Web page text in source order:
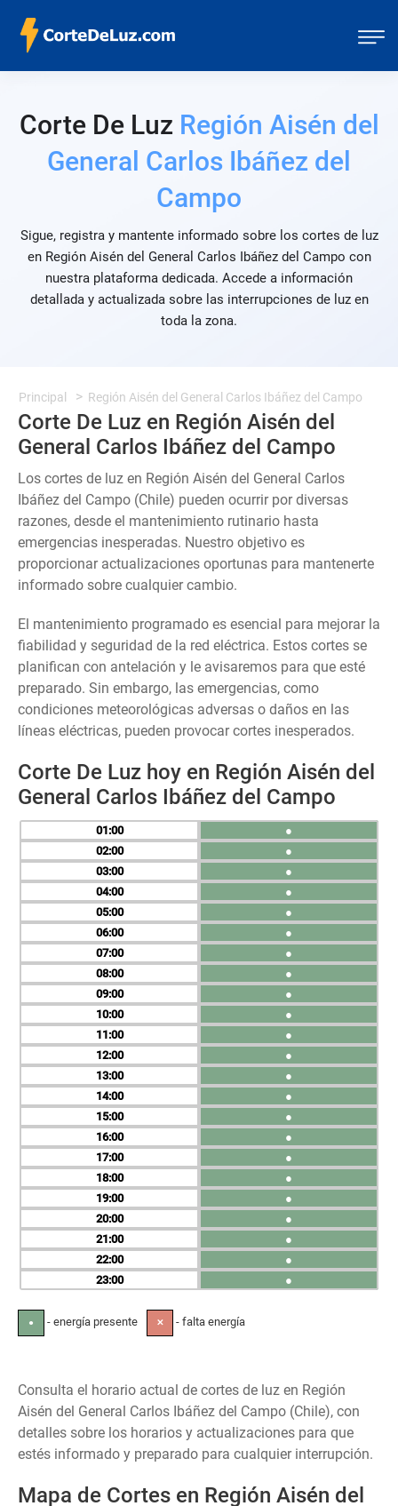
Corte De Luz Región Aisén del
General Carlos Ibáñez del
Campo
Sigue, registra y mantente informado sobre los cortes de luz
en Región Aisén del General Carlos Ibáñez del Campo con
nuestra plataforma dedicada. Accede a información
detallada y actualizada sobre las interrupciones de luz en
toda la zona.
Principal Región Aisén del General Carlos Ibáñez del Campo
Corte De Luz en Región Aisén del
General Carlos Ibáñez del Campo
Los cortes de luz en Región Aisén del General Carlos
Ibáñez del Campo (Chile) pueden ocurrir por diversas
razones, desde el mantenimiento rutinario hasta
emergencias inesperadas. Nuestro objetivo es
proporcionar actualizaciones oportunas para mantenerte
informado sobre cualquier cambio.
El mantenimiento programado es esencial para mejorar la
fiabilidad y seguridad de la red eléctrica. Estos cortes se
planifican con antelación y le avisaremos para que esté
preparado. Sin embargo, las emergencias, como
condiciones meteorológicas adversas o daños en las
líneas eléctricas, pueden provocar cortes inesperados.
Corte De Luz hoy en Región Aisén del
General Carlos Ibáñez del Campo
01
02
03
04
05
06
07
08
09
10
11
12
13
14
15
16
17
18
19
20
21
22
23
●
●
●
●
●
●
●
●
●
●
●
●
●
●
●
●
●
●
●
●
●
●
●
● - energía presente ✕ - falta energía
Consulta el horario actual de cortes de luz en Región
Aisén del General Carlos Ibáñez del Campo (Chile), con
detalles sobre los horarios y actualizaciones para que
estés informado y preparado para cualquier interrupción.
Mapa de Cortes en Región Aisén del